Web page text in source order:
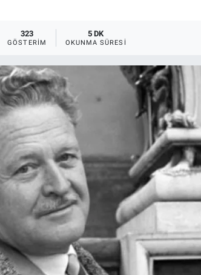
323
GÖSTERIM
5 DK
OKUNMA SÜRESI